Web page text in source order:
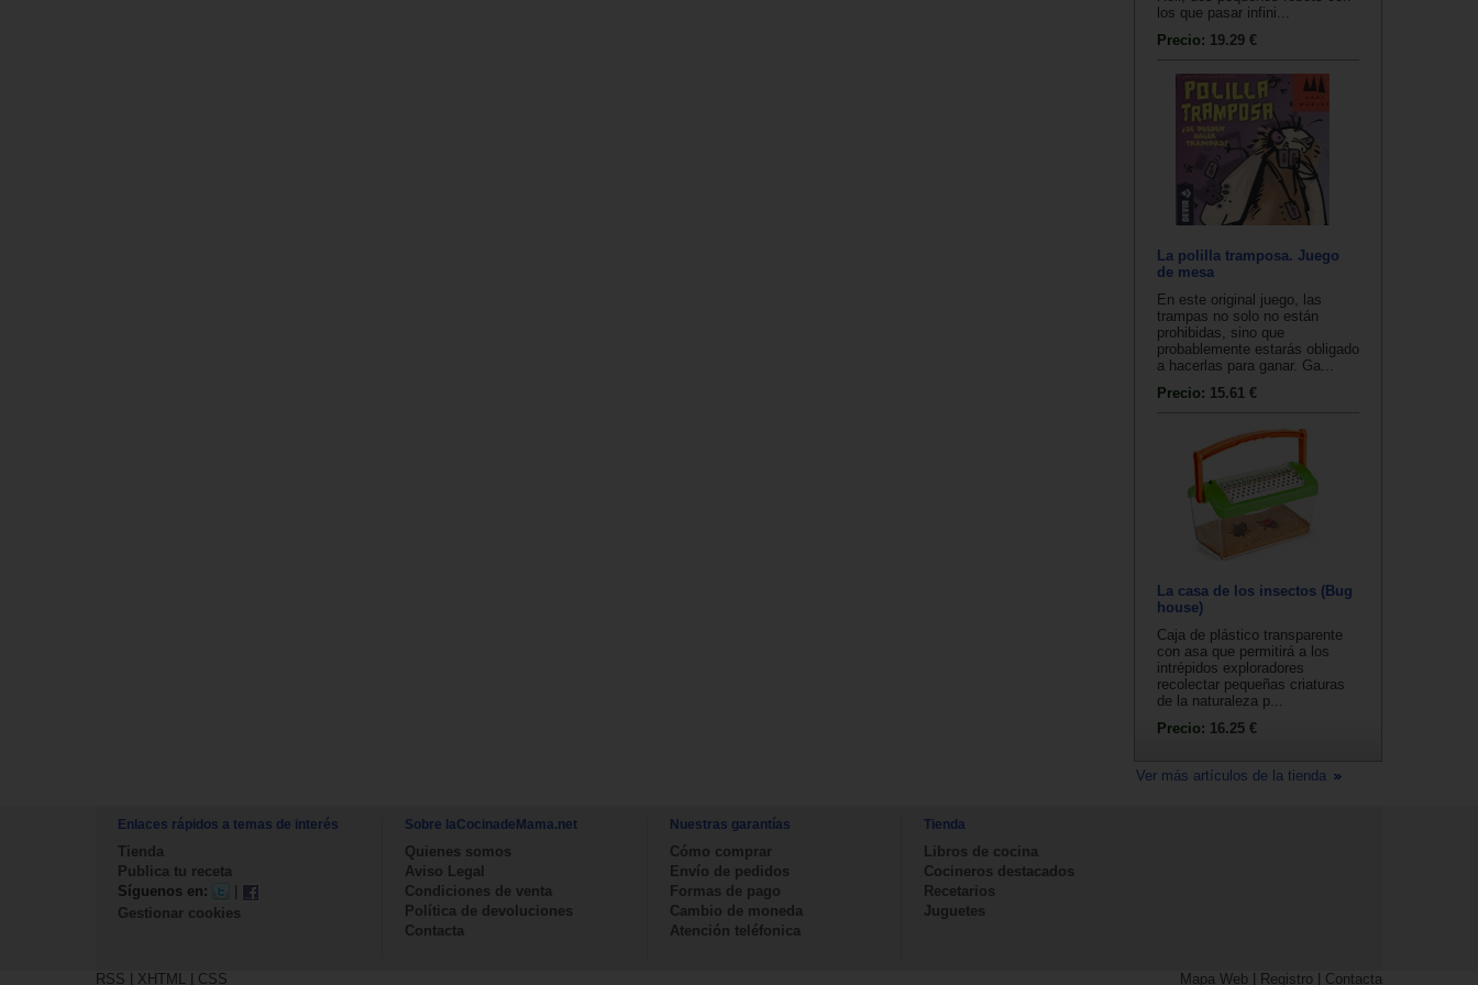
los que pasar infini...
Precio: 19.29 €
La polilla tramposa. Juego
de mesa
En este original juego, las
trampas no solo no están
prohibidas, sino que
probablemente estarás obligado
a hacerlas para ganar. Ga...
Precio: 15.61 €
La casa de los insectos (Bug
house)
Caja de plástico transparente
con asa que permitirá a los
intrépidos exploradores
recolectar pequeñas criaturas
de la naturaleza p...
Precio: 16.25 €
Ver más artículos de la tienda
Enlaces rápidos a temas de interés
Tienda
Publica tu receta
Síguenos en:
Gestionar cookies
Sobre laCocinadeMama.net
Quienes somos
Aviso Legal
Condiciones de venta
Política de devoluciones
Contacta
Nuestras garantías
Cómo comprar
Envío de pedidos
Formas de pago
Cambio de moneda
Atención teléfonica
Tienda
Libros de cocina
Cocineros destacados
Recetarios
Juguetes
RSS XHTML CSS Mapa Web Registro Contacta